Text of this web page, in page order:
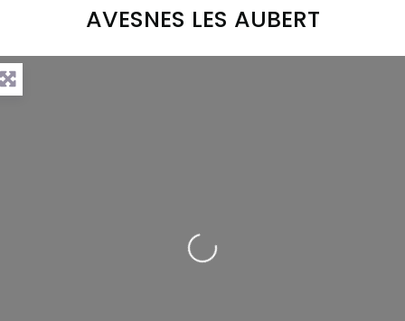
AVESNES LES AUBERT
Loading...